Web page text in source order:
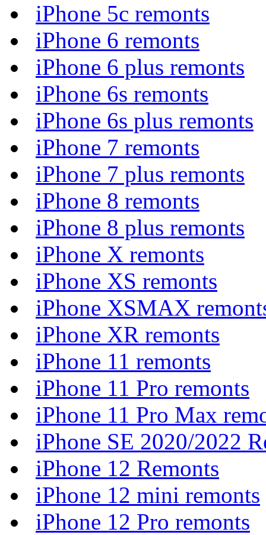
iPhone 5c remonts
iPhone 6 remonts
iPhone 6 plus remonts
iPhone 6s remonts
iPhone 6s plus remonts
iPhone 7 remonts
iPhone 7 plus remonts
iPhone 8 remonts
iPhone 8 plus remonts
iPhone X remonts
iPhone XS remonts
iPhone XSMAX
iPhone XR remonts
iPhone 11 remonts
iPhone 11 Pro remonts
iPhone 11 Pro Max
iPhone SE 2020/2022
iPhone 12 Remonts
iPhone 12 mini remonts
iPhone 12 Pro remonts